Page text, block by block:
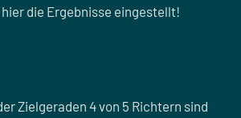
die Ergebnisse eingestellt!
Zielgeraden 4 von 5 Richtern sind